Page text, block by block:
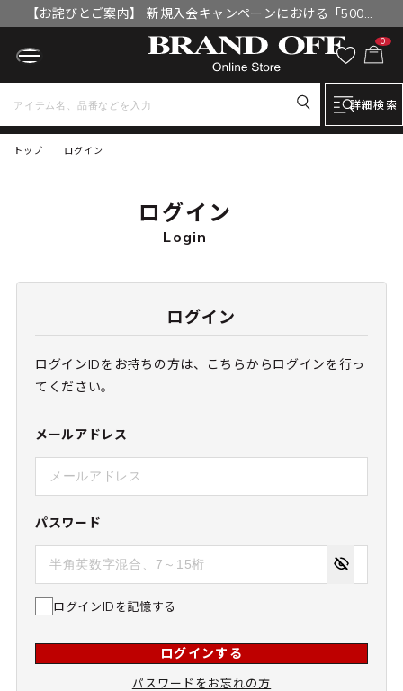
【お詫びとご案内】 新規入会キャンペーンにおける「500円
OFFクーポン」付与漏れと補填について
0
詳細検索
トップ ログイン
ログイン
Login
ログイン
ログインIDをお持ちの方は、こちらからログインを行っ
てください。
メールアドレス
パスワード
ログインIDを記憶する
ログインする
パスワードをお忘れの方